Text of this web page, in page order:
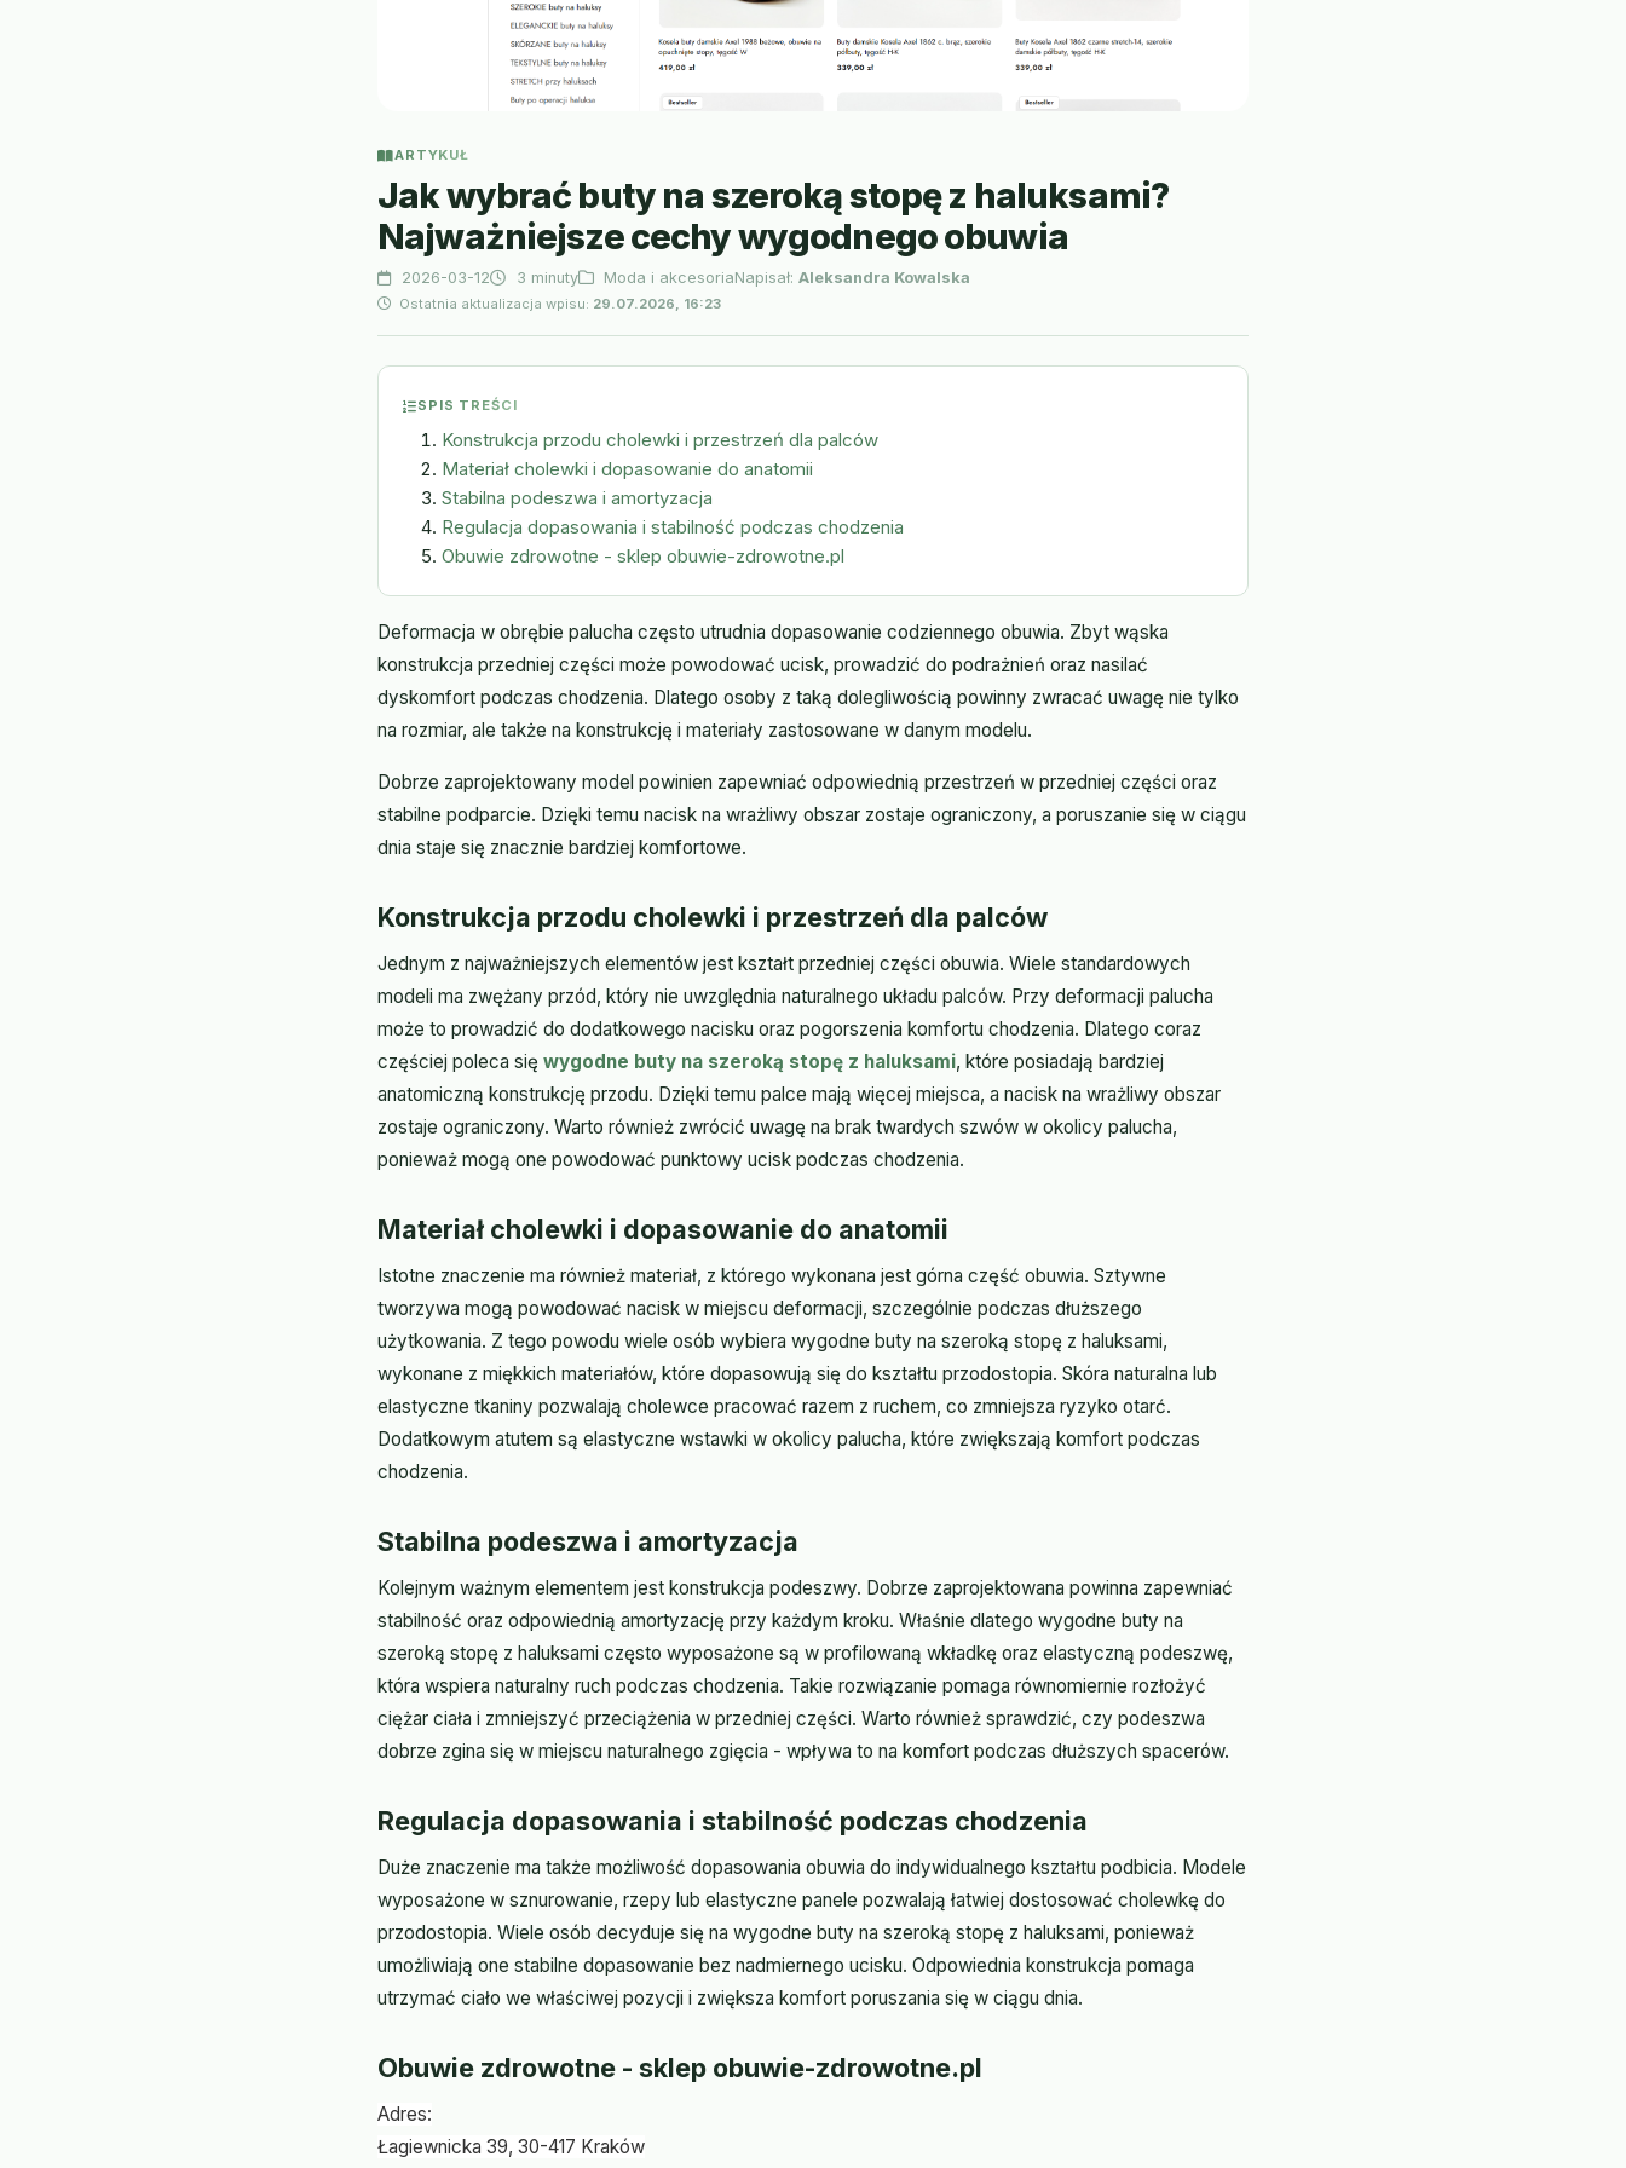
ARTYKUŁ
Jak wybrać buty na szeroką stopę z haluksami?
Najważniejsze cechy wygodnego obuwia
2026-03-12 3 minuty Moda i akcesoriaNapisał:Aleksandra Kowalska
Ostatnia aktualizacja wpisu: 29.07.2026, 16:23
SPIS TREŚCI
Konstrukcja przodu cholewki i przestrzeń dla palców
Materiał cholewki i dopasowanie do anatomii
Stabilna podeszwa i amortyzacja
Regulacja dopasowania i stabilność podczas chodzenia
Obuwie zdrowotne - sklep obuwie-zdrowotne.pl
Deformacja w obrębie palucha często utrudnia dopasowanie codziennego obuwia. Zbyt wąska
konstrukcja przedniej części może powodować ucisk, prowadzić do podrażnień oraz nasilać
dyskomfort podczas chodzenia. Dlatego osoby z taką dolegliwością powinny zwracać uwagę nie tylko
na rozmiar, ale także na konstrukcję i materiały zastosowane w danym modelu.
Dobrze zaprojektowany model powinien zapewniać odpowiednią przestrzeń w przedniej części oraz
stabilne podparcie. Dzięki temu nacisk na wrażliwy obszar zostaje ograniczony, a poruszanie się w ciągu
dnia staje się znacznie bardziej komfortowe.
Konstrukcja przodu cholewki i przestrzeń dla palców
Jednym z najważniejszych elementów jest kształt przedniej części obuwia. Wiele standardowych
modeli ma zwężany przód, który nie uwzględnia naturalnego układu palców. Przy deformacji palucha
może to prowadzić do dodatkowego nacisku oraz pogorszenia komfortu chodzenia. Dlatego coraz
częściej poleca się wygodne buty na szeroką stopę z haluksami, które posiadają bardziej
anatomiczną konstrukcję przodu. Dzięki temu palce mają więcej miejsca, a nacisk na wrażliwy obszar
zostaje ograniczony. Warto również zwrócić uwagę na brak twardych szwów w okolicy palucha,
ponieważ mogą one powodować punktowy ucisk podczas chodzenia.
Materiał cholewki i dopasowanie do anatomii
Istotne znaczenie ma również materiał, z którego wykonana jest górna część obuwia. Sztywne
tworzywa mogą powodować nacisk w miejscu deformacji, szczególnie podczas dłuższego
użytkowania. Z tego powodu wiele osób wybiera wygodne buty na szeroką stopę z haluksami,
wykonane z miękkich materiałów, które dopasowują się do kształtu przodostopia. Skóra naturalna lub
elastyczne tkaniny pozwalają cholewce pracować razem z ruchem, co zmniejsza ryzyko otarć.
Dodatkowym atutem są elastyczne wstawki w okolicy palucha, które zwiększają komfort podczas
chodzenia.
Stabilna podeszwa i amortyzacja
Kolejnym ważnym elementem jest konstrukcja podeszwy. Dobrze zaprojektowana powinna zapewniać
stabilność oraz odpowiednią amortyzację przy każdym kroku. Właśnie dlatego wygodne buty na
szeroką stopę z haluksami często wyposażone są w profilowaną wkładkę oraz elastyczną podeszwę,
która wspiera naturalny ruch podczas chodzenia. Takie rozwiązanie pomaga równomiernie rozłożyć
ciężar ciała i zmniejszyć przeciążenia w przedniej części. Warto również sprawdzić, czy podeszwa
dobrze zgina się w miejscu naturalnego zgięcia - wpływa to na komfort podczas dłuższych spacerów.
Regulacja dopasowania i stabilność podczas chodzenia
Duże znaczenie ma także możliwość dopasowania obuwia do indywidualnego kształtu podbicia. Modele
wyposażone w sznurowanie, rzepy lub elastyczne panele pozwalają łatwiej dostosować cholewkę do
przodostopia. Wiele osób decyduje się na wygodne buty na szeroką stopę z haluksami, ponieważ
umożliwiają one stabilne dopasowanie bez nadmiernego ucisku. Odpowiednia konstrukcja pomaga
utrzymać ciało we właściwej pozycji i zwiększa komfort poruszania się w ciągu dnia.
Obuwie zdrowotne - sklep obuwie-zdrowotne.pl
Adres:
Łagiewnicka 39, 30-417 Kraków